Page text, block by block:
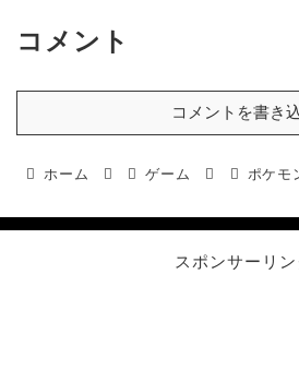
コメント
コメントを書き
ホーム ゲーム ポケモ
スポンサーリン